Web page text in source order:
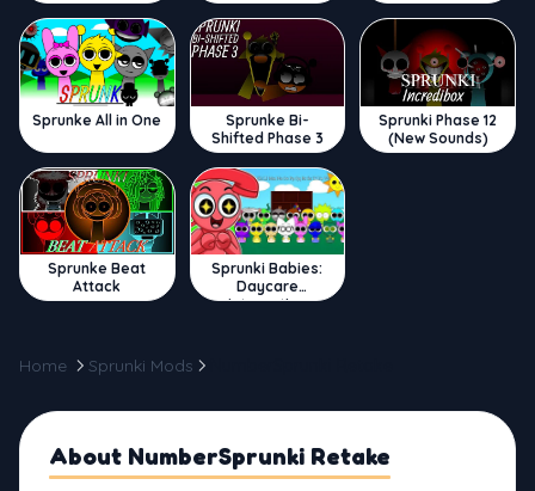
Sprunke All in One
Sprunke Bi-
Shifted Phase 3
Sprunki Phase 12
(New Sounds)
Sprunke Beat
Attack
Sprunki Babies:
Daycare
Interactive
Home Sprunki Mods
About NumberSprunki Retake